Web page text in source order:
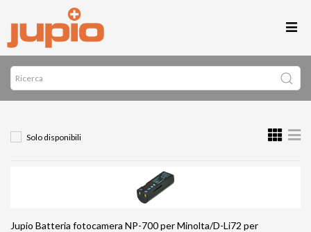
Solo disponibili
Jupio Batteria fotocamera NP-700 per Minolta/D-Li72 per